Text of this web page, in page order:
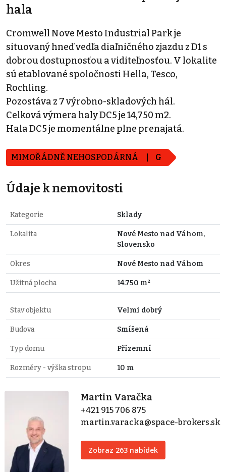
hala
Cromwell Nove Mesto Industrial Park je
situovaný hneď vedľa diaľničného zjazdu z D1 s
dobrou dostupnosťou a viditeľnosťou. V lokalite
sú etablované spoločnosti Hella, Tesco,
Rochling.
Pozostáva z 7 výrobno-skladových hál.
Celková výmera haly DC5 je 14,750 m2.
Hala DC5 je momentálne plne prenajatá.
MIMOŘÁDNĚ NEHOSPODÁRNÁ G
Údaje k nemovitosti
Kategorie Sklady
Lokalita
Nové Mesto nad Váhom,
Slovensko
Okres Nové Mesto nad Váhom
Užitná plocha 14.750 m²
Stav objektu Velmi dobrý
Budova Smíšená
Typ domu Přízemní
Rozměry - výška stropu 10 m
Martin Varačka
+421 915 706 875
martin.varacka@space-brokers.sk
Zobraz 263 nabídek